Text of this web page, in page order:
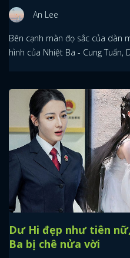
An Lee
Bên cạnh màn đọ sắc của dàn
hình của Nhiệt Ba - Cung Tuấn,
Dư Hi đẹp như tiên
Ba bị chê nửa vời